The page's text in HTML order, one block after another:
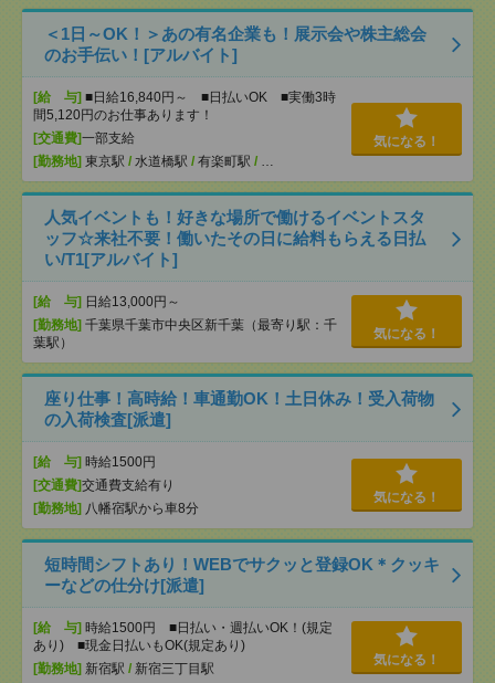
＜1日～OK！＞あの有名企業も！展示会や株主総会
のお手伝い！[アルバイト]
[給 与] ■日給16,840円～ ■日払いOK ■実働3時
間5,120円のお仕事あります！
[交通費]一部支給
[勤務地] 東京駅 / 水道橋駅 / 有楽町駅 / …
気になる！
人気イベントも！好きな場所で働けるイベントスタ
ッフ☆来社不要！働いたその日に給料もらえる日払
い/T1[アルバイト]
[給 与] 日給13,000円～
[勤務地] 千葉県千葉市中央区新千葉（最寄り駅：千
葉駅）
気になる！
座り仕事！高時給！車通勤OK！土日休み！受入荷物
の入荷検査[派遣]
[給 与] 時給1500円
[交通費]交通費支給有り
[勤務地] 八幡宿駅から車8分
気になる！
短時間シフトあり！WEBでサクッと登録OK＊クッキ
ーなどの仕分け[派遣]
[給 与] 時給1500円 ■日払い・週払いOK！(規定
あり) ■現金日払いもOK(規定あり)
[勤務地] 新宿駅 / 新宿三丁目駅
気になる！